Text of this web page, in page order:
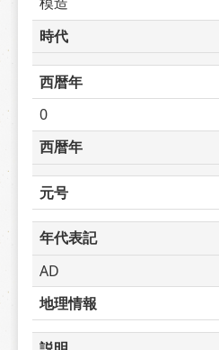
時代
西暦年
0
西暦年
元号
年代表記
AD
地理情報